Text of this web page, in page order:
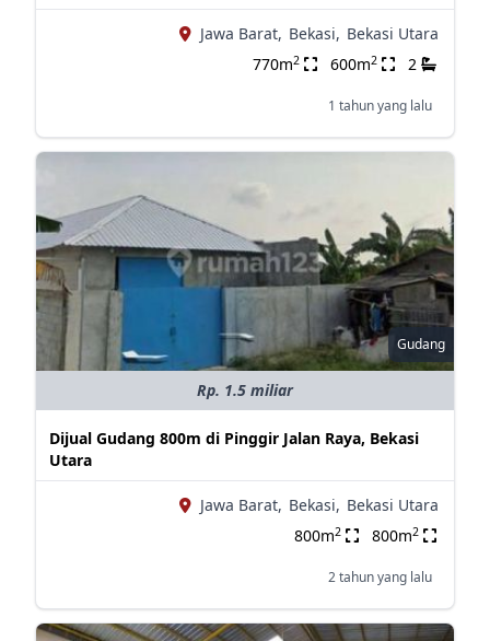
Jawa Barat, Bekasi, Bekasi Utara
770m2 600m2 2
1 tahun yang lalu
Gudang
Rp. 1.5 miliar
Dijual Gudang 800m di Pinggir Jalan Raya, Bekasi
Utara
Jawa Barat, Bekasi, Bekasi Utara
800m2 800m2
2 tahun yang lalu